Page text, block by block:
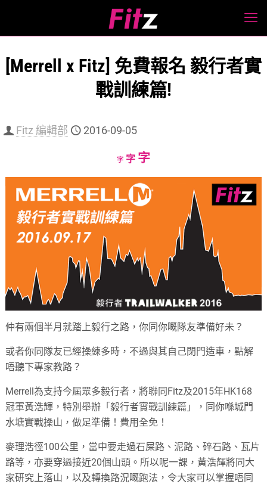
[Merrell x Fitz] 免費報名 毅行者實
戰訓練篇!
Fitz 編輯部 2016-09-05
字Decrease
size.
字Reset
size.
字Increase
size.
仲有兩個半月就踏上毅行之路，你同你嘅隊友準備好未？
或者你同隊友已經操練多時，不過與其自己閉門造車，點解
唔聽下專家教路？
Merrell為支持今屆眾多毅行者，將聯同Fitz及2015年HK168
冠軍黃浩輝，特別舉辦「毅行者實戰訓練篇」，同你喺城門
水塘實戰操山，做足準備！費用全免！
麥理浩徑100公里，當中要走過石屎路、泥路、碎石路、瓦片
路等，亦要穿過接近20個山頭。所以呢一課，黃浩輝將同大
家研究上落山，以及轉換路況嘅跑法，令大家可以掌握唔同